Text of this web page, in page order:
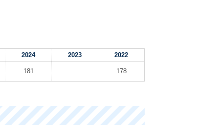
2024 2023 2022
181 178